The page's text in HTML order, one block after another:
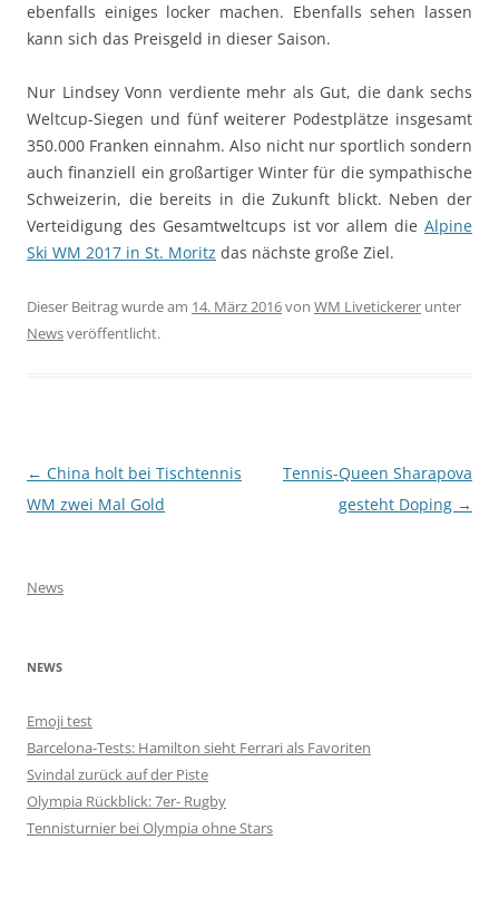
ebenfalls einiges locker machen. Ebenfalls sehen lassen
kann sich das Preisgeld in dieser Saison.
Nur Lindsey Vonn verdiente mehr als Gut, die dank sechs
Weltcup-Siegen und fünf weiterer Podestplätze insgesamt
350.000 Franken einnahm. Also nicht nur sportlich sondern
auch finanziell ein großartiger Winter für die sympathische
Schweizerin, die bereits in die Zukunft blickt. Neben der
Verteidigung des Gesamtweltcups ist vor allem die Alpine
Ski WM 2017 in St. Moritz das nächste große Ziel.
Dieser Beitrag wurde am 14. März 2016von WM Livetickerer unter
Newsveröffentlicht.
Beitragsnavigation
← China holt bei Tischtennis
WM zwei Mal Gold
Tennis-Queen Sharapova
gesteht Doping →
News
NEWS
Emoji test
Barcelona-Tests: Hamilton sieht Ferrari als Favoriten
Svindal zurück auf der Piste
Olympia Rückblick: 7er- Rugby
Tennisturnier bei Olympia ohne Stars